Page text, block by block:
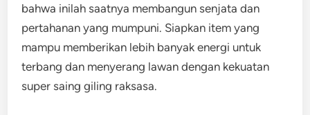
bahwa inilah saatnya membangun senjata dan
pertahanan yang mumpuni. Siapkan item yang
mampu memberikan lebih banyak energi untuk
terbang dan menyerang lawan dengan kekuatan
super saing giling raksasa.